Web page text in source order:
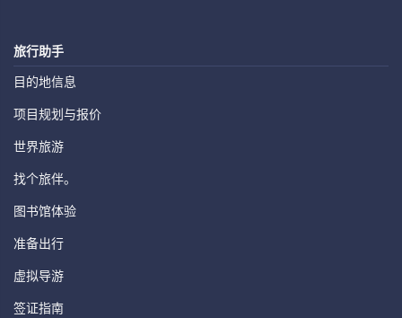
旅行助手
目的地信息
项目规划与报价
世界旅游
找个旅伴。
图书馆体验
准备出行
虚拟导游
签证指南